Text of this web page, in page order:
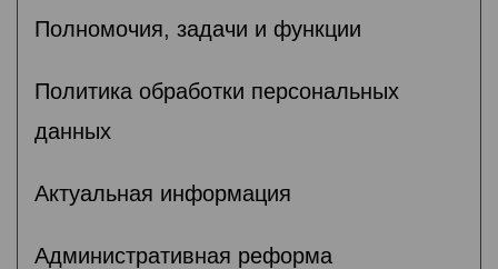
Полномочия, задачи и функции
Политика обработки персональных
данных
Актуальная информация
Административная реформа